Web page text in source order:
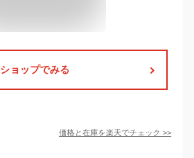
ショップでみる
価格と在庫を楽天でチェック >>